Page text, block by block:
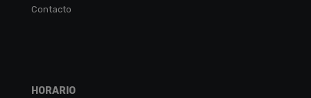
Contacto
HORARIO